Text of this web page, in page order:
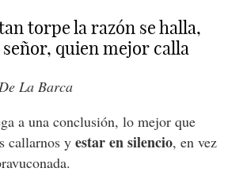
torpe la razón se halla,
quien mejor calla
La Barca
a una conclusión, lo mejor que
callarnos y estar en silencio, en vez